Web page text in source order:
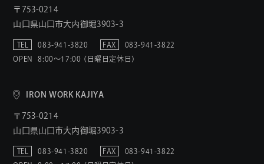
〒753-0214
山口県山口市大内御堀3903-3
TEL 083-941-3820 FAX
083-941-3822
OPEN
8:00〜17:00 （日曜日定休日）
IRON WORK KAJIYA
〒753-0214
山口県山口市大内御堀3903-3
TEL 083-941-3820 FAX
083-941-3822